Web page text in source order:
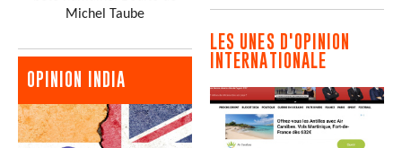
Michel Taube
OPINION INDIA
LES UNES D'OPINION
INTERNATIONALE